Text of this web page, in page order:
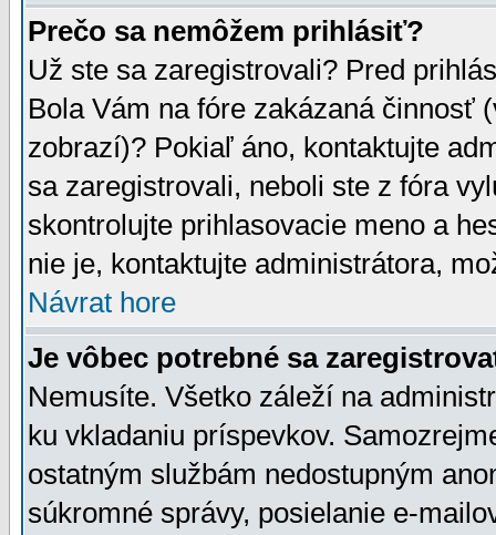
Prečo sa nemôžem prihlásiť?
Už ste sa zaregistrovali? Pred
Bola Vám na fóre zakázaná činnosť
zobrazí)? Pokiaľ áno, kontaktujte
sa zaregistrovali, neboli ste z fóra
skontrolujte prihlasovacie meno a
nie je, kontaktujte administrátora,
Návrat hore
Je vôbec potrebné sa
Nemusíte. Všetko záleží na
ku vkladaniu príspevkov.
ostatným službám nedostupným
súkromné správy, posielanie e-